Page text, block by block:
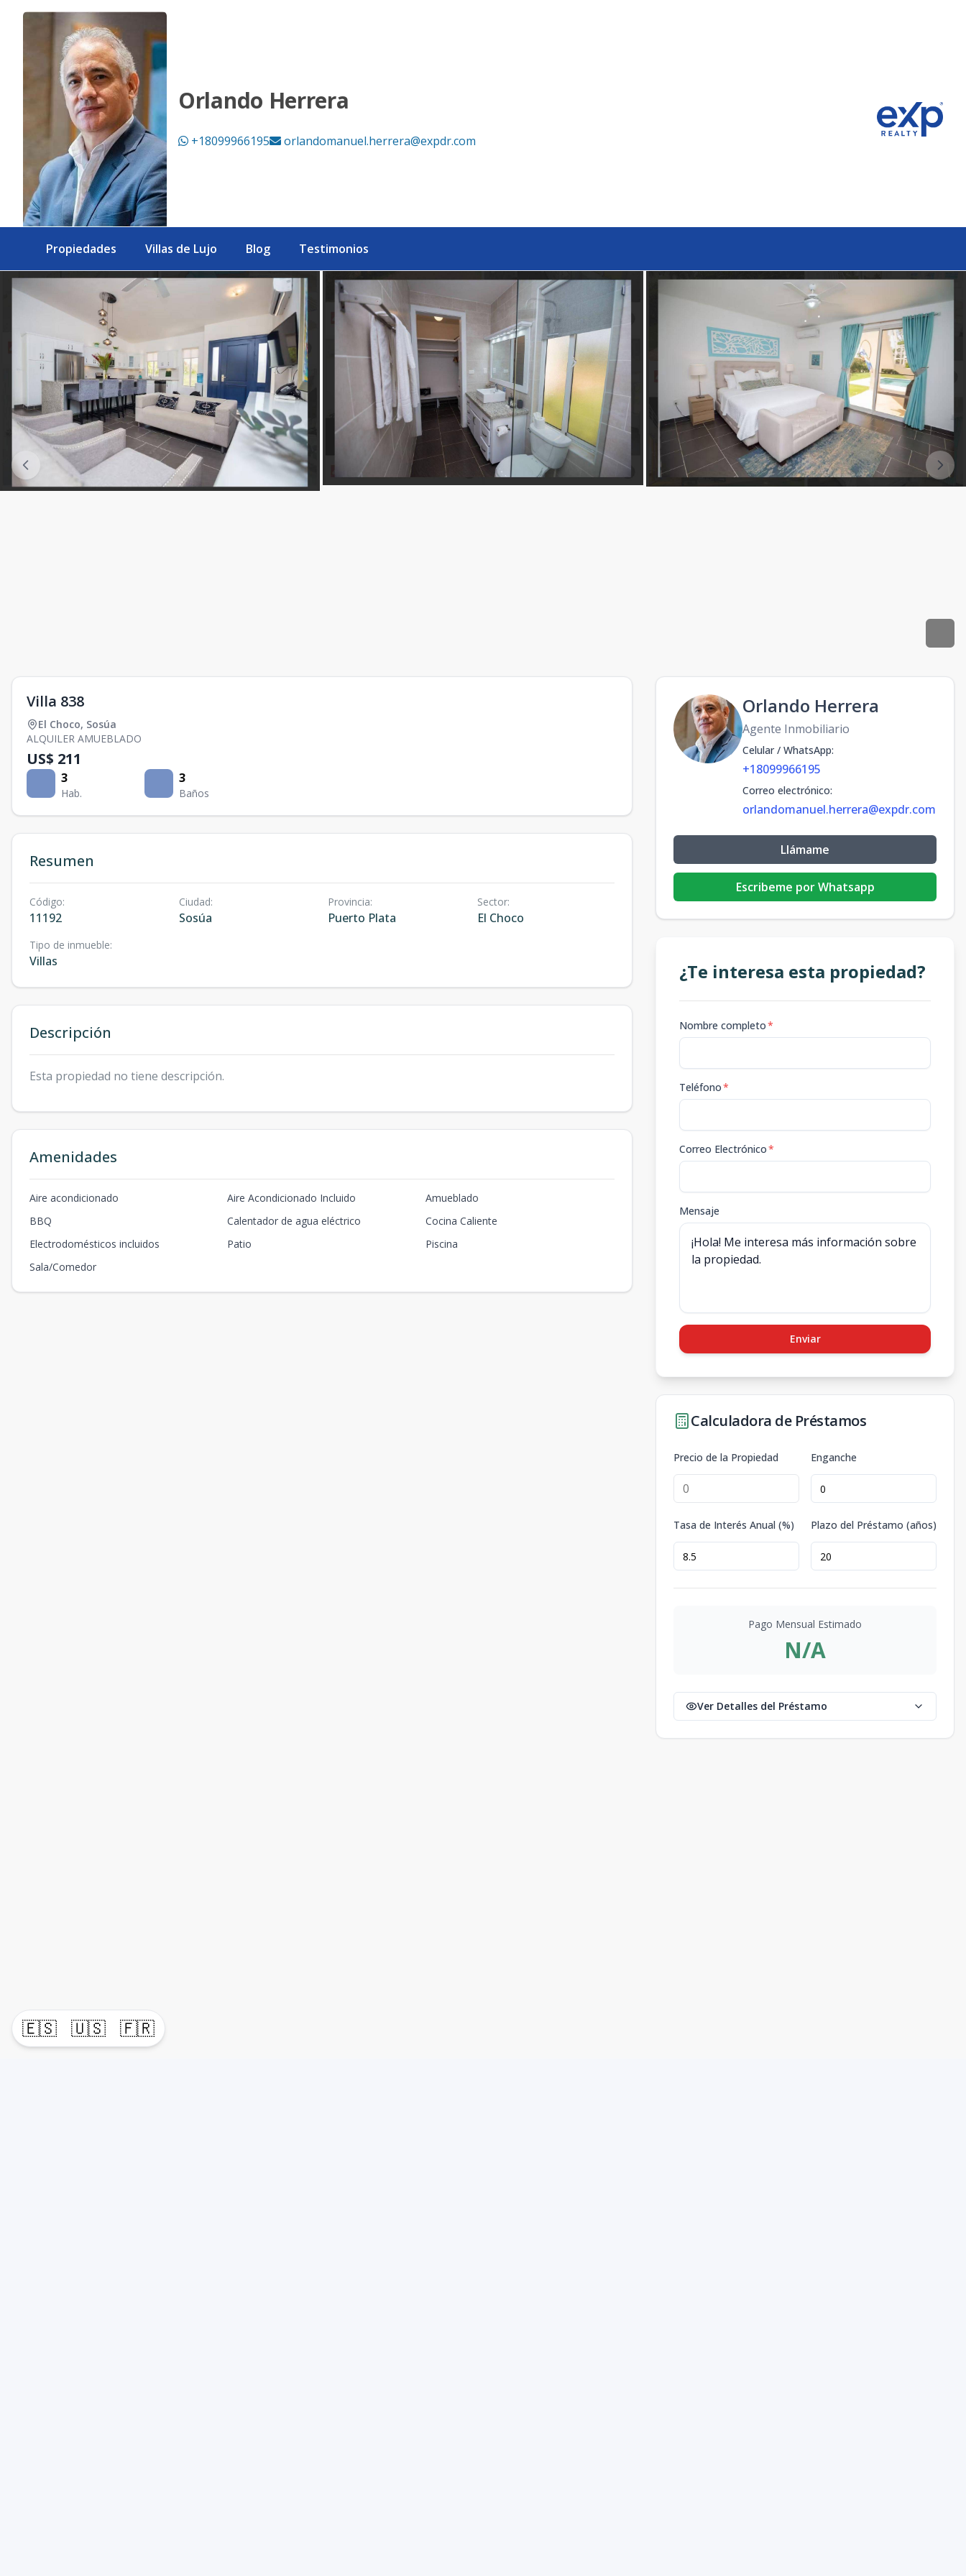
🇪🇸 🇺🇸 🇫🇷
Orlando Herrera
+18099966195 orlandomanuel.herrera@expdr.com
Propiedades Villas de Lujo Blog Testimonios
Villa 838
El Choco, Sosúa
ALQUILER AMUEBLADO
US$ 211
3
Hab.
3
Baños
Resumen
Código:
11192
Ciudad:
Sosúa
Provincia:
Puerto Plata
Sector:
El Choco
Tipo de inmueble:
Villas
Descripción
Esta propiedad no tiene descripción.
Amenidades
Aire acondicionado Aire Acondicionado Incluido
Amueblado
BBQ
Calentador de agua eléctrico
Cocina Caliente
Electrodomésticos incluidos
Patio
Piscina
Sala/Comedor
Orlando Herrera
Agente Inmobiliario
Celular / WhatsApp:
+18099966195
Correo electrónico:
orlandomanuel.herrera@expdr.com
Llámame
Escribeme por Whatsapp
¿Te interesa esta propiedad?
Nombre completo*
Teléfono*
Correo Electrónico*
Mensaje
Enviar
Calculadora de Préstamos
Precio de la Propiedad Enganche
Tasa de Interés Anual (%) Plazo del Préstamo (años)
Pago Mensual Estimado
N/A
Ver Detalles del Préstamo
Villa 838 - eXp Realty República Dominicana